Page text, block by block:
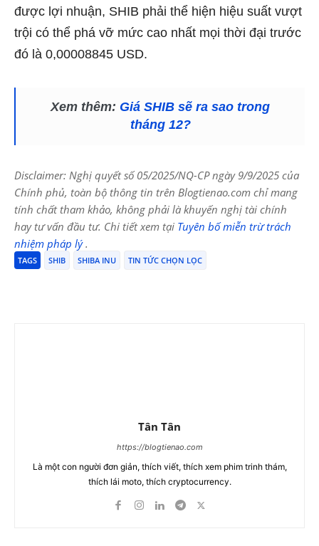
được lợi nhuận, SHIB phải thể hiện hiệu suất vượt
trội có thể phá vỡ mức cao nhất mọi thời đại trước
đó là 0,00008845 USD.
Xem thêm: Giá SHIB sẽ ra sao trong
tháng 12?
Disclaimer: Nghị quyết số 05/2025/NQ-CP ngày 9/9/2025 của
Chính phủ, toàn bộ thông tin trên Blogtienao.com chỉ mang
tính chất tham khảo, không phải là khuyến nghị tài chính
hay tư vấn đầu tư. Chi tiết xem tại Tuyên bố miễn trừ trách
nhiệm pháp lý.
TAGS SHIB SHIBA INU TIN TỨC CHỌN LỌC
Tân Tân
https://blogtienao.com
Là một con người đơn giản, thích viết, thích xem phim trinh thám,
thích lái moto, thích cryptocurrency.